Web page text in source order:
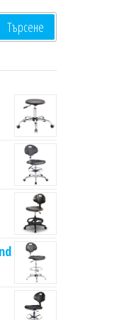
Търсене